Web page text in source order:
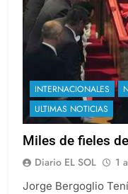
INTERNACIONALES
ULTIMAS NOTICIAS
Miles de fieles
Diario EL SOL 1
Jorge Bergoglio